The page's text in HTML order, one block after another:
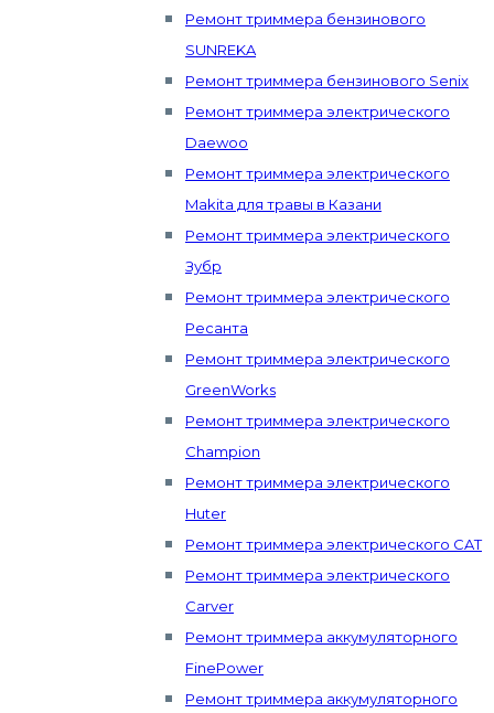
Ремонт триммера бензинового
SUNREKA
Ремонт триммера бензинового Senix
Ремонт триммера электрического
Daewoo
Ремонт триммера электрического
Makita для травы в Казани
Ремонт триммера электрического
Зубр
Ремонт триммера электрического
Ресанта
Ремонт триммера электрического
GreenWorks
Ремонт триммера электрического
Champion
Ремонт триммера электрического
Huter
Ремонт триммера электрического CAT
Ремонт триммера электрического
Carver
Ремонт триммера аккумуляторного
FinePower
Ремонт триммера аккумуляторного